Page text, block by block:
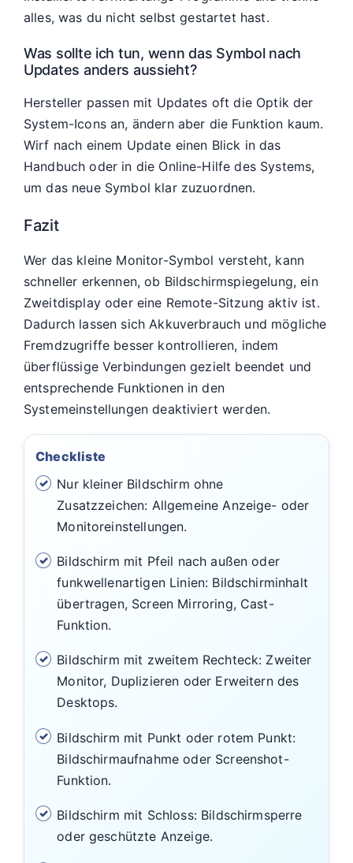
alles, was du nicht selbst gestartet hast.
Was sollte ich tun, wenn das Symbol nach
Updates anders aussieht?
Hersteller passen mit Updates oft die Optik der
System-Icons an, ändern aber die Funktion kaum.
Wirf nach einem Update einen Blick in das
Handbuch oder in die Online-Hilfe des Systems,
um das neue Symbol klar zuzuordnen.
Fazit
Wer das kleine Monitor-Symbol versteht, kann
schneller erkennen, ob Bildschirmspiegelung, ein
Zweitdisplay oder eine Remote-Sitzung aktiv ist.
Dadurch lassen sich Akkuverbrauch und mögliche
Fremdzugriffe besser kontrollieren, indem
überflüssige Verbindungen gezielt beendet und
entsprechende Funktionen in den
Systemeinstellungen deaktiviert werden.
Checkliste
Nur kleiner Bildschirm ohne
Zusatzzeichen: Allgemeine Anzeige- oder
Monitoreinstellungen.
Bildschirm mit Pfeil nach außen oder
funkwellenartigen Linien: Bildschirminhalt
übertragen, Screen Mirroring, Cast-
Funktion.
Bildschirm mit zweitem Rechteck: Zweiter
Monitor, Duplizieren oder Erweitern des
Desktops.
Bildschirm mit Punkt oder rotem Punkt:
Bildschirmaufnahme oder Screenshot-
Funktion.
Bildschirm mit Schloss: Bildschirmsperre
oder geschützte Anzeige.